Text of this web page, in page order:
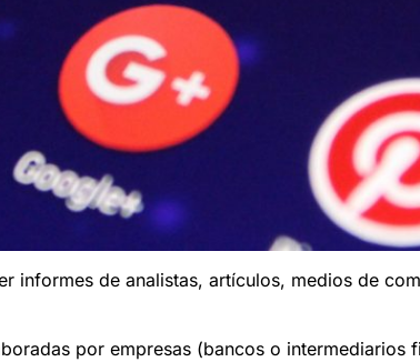
informes de analistas, artículos, medios de
por empresas (bancos o intermediarios